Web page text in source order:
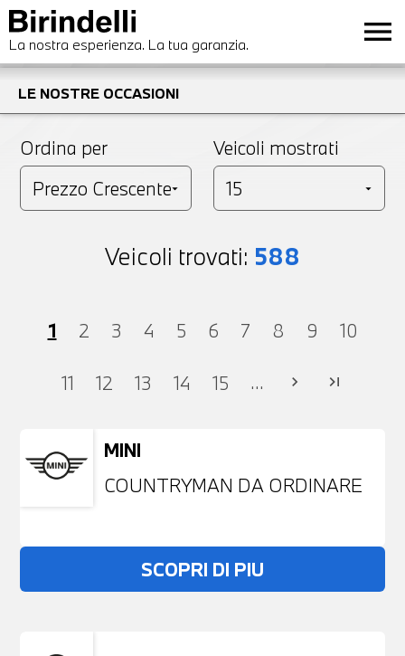
La nostra esperienza. La tua garanzia. menu
LE NOSTRE OCCASIONI
Ordina per Veicoli mostrati
Veicoli trovati: 588
1 2 3 4 5 6 7 8 9 10
11 12 13 14 15 ... chevron_right last_page
MINI
COUNTRYMAN DA ORDINARE
SCOPRI DI PIU